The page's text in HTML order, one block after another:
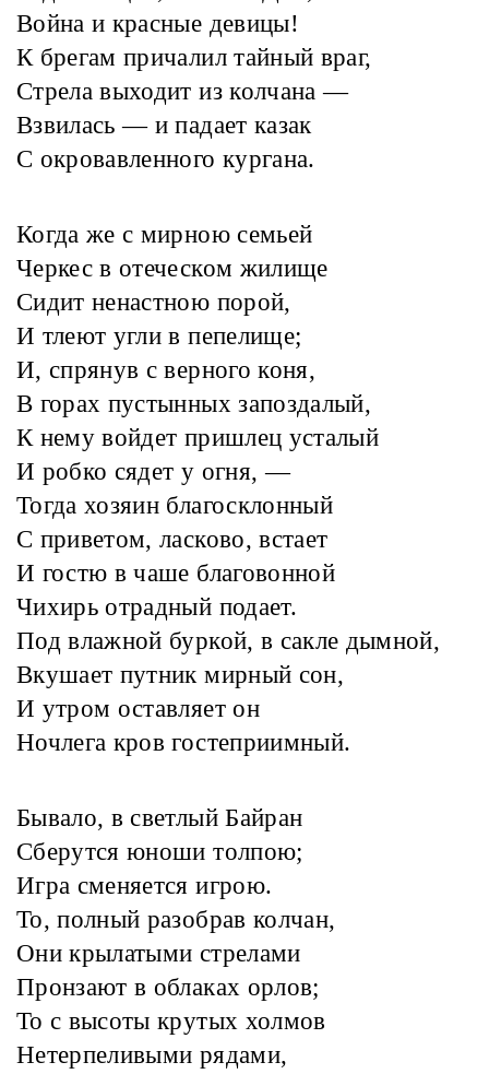
Война и красные девицы!
К брегам причалил тайный враг,
Стрела выходит из колчана —
Взвилась — и падает казак
С окровавленного кургана.
Когда же с мирною семьей
Черкес в отеческом жилище
Сидит ненастною порой,
И тлеют угли в пепелище;
И, спрянув с верного коня,
В горах пустынных запоздалый,
К нему войдет пришлец усталый
И робко сядет у огня, —
Тогда хозяин благосклонный
С приветом, ласково, встает
И гостю в чаше благовонной
Чихирь отрадный подает.
Под влажной буркой, в сакле дымной,
Вкушает путник мирный сон,
И утром оставляет он
Ночлега кров гостеприимный.
Бывало, в светлый Байран
Сберутся юноши толпою;
Игра сменяется игрою.
То, полный разобрав колчан,
Они крылатыми стрелами
Пронзают в облаках орлов;
То с высоты крутых холмов
Нетерпеливыми рядами,